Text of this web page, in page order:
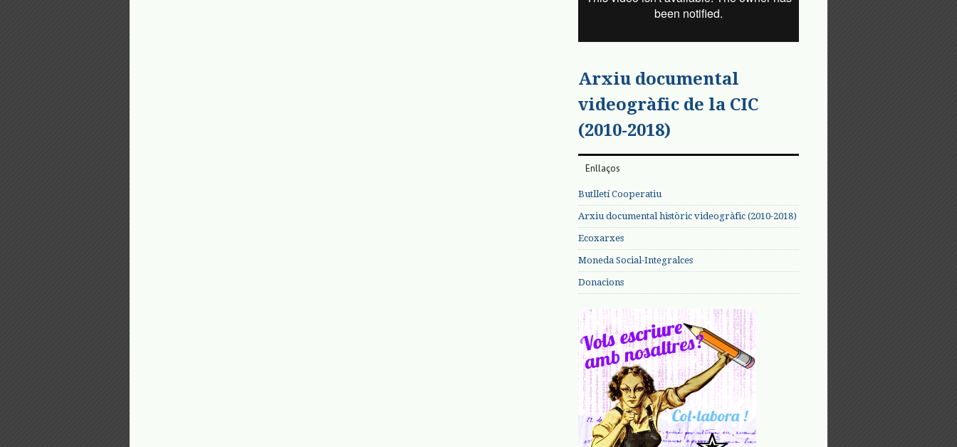
Arxiu documental
videogràfic de la CIC
(2010-2018)
Enllaços
Butlletí Cooperatiu
Arxiu documental històric videogràfic (2010-2018)
Ecoxarxes
Moneda Social-Integralces
Donacions